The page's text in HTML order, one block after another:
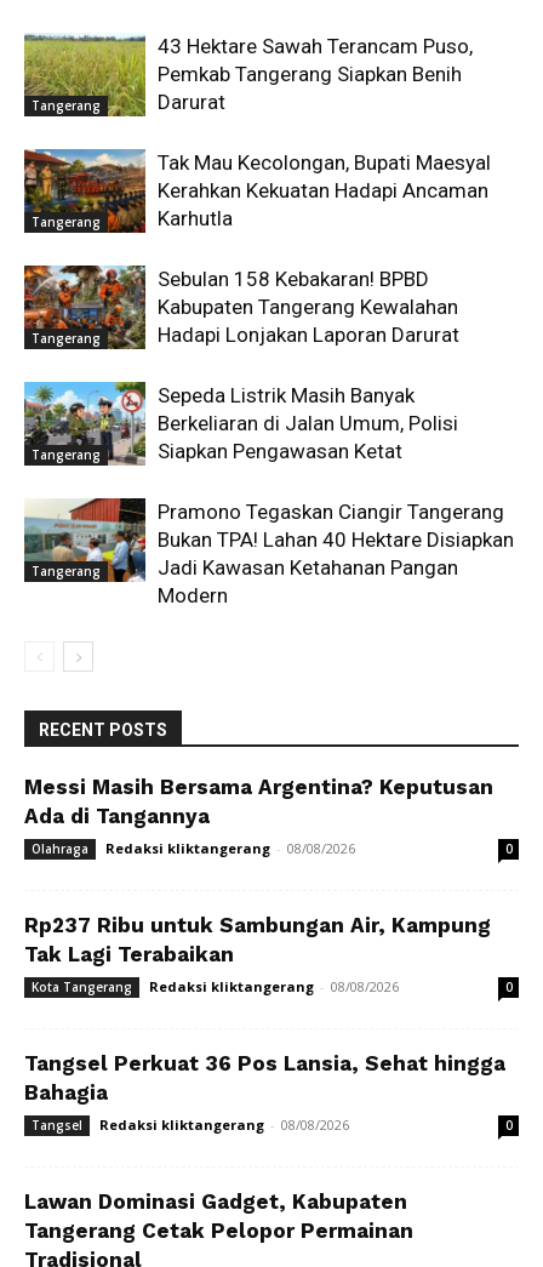
Tangerang
43 Hektare Sawah Terancam Puso,
Pemkab Tangerang Siapkan Benih
Darurat
Tangerang
Tak Mau Kecolongan, Bupati Maesyal
Kerahkan Kekuatan Hadapi Ancaman
Karhutla
Tangerang
Sebulan 158 Kebakaran! BPBD
Kabupaten Tangerang Kewalahan
Hadapi Lonjakan Laporan Darurat
Tangerang
Sepeda Listrik Masih Banyak
Berkeliaran di Jalan Umum, Polisi
Siapkan Pengawasan Ketat
Tangerang
Pramono Tegaskan Ciangir Tangerang
Bukan TPA! Lahan 40 Hektare Disiapkan
Jadi Kawasan Ketahanan Pangan
Modern
RECENT POSTS
Messi Masih Bersama Argentina? Keputusan
Ada di Tangannya
Olahraga Redaksi kliktangerang - 08/08/2026 0
Rp237 Ribu untuk Sambungan Air, Kampung
Tak Lagi Terabaikan
Kota Tangerang Redaksi kliktangerang - 08/08/2026 0
Tangsel Perkuat 36 Pos Lansia, Sehat hingga
Bahagia
Tangsel Redaksi kliktangerang - 08/08/2026 0
Lawan Dominasi Gadget, Kabupaten
Tangerang Cetak Pelopor Permainan
Tradisional